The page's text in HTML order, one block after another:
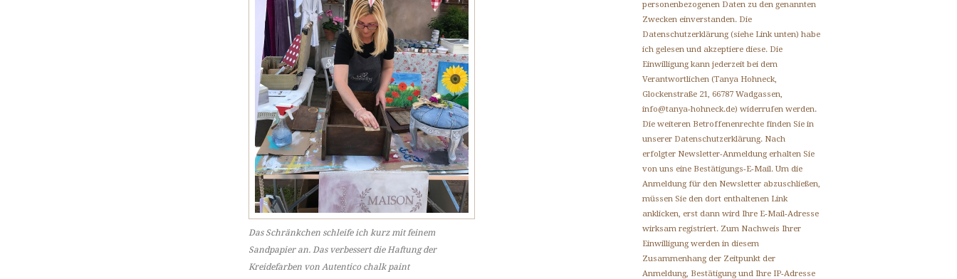
Das Schränkchen schleife ich kurz mit feinem
Sandpapier an. Das verbessert die Haftung der
Kreidefarben von Autentico chalk paint
personenbezogenen Daten zu den genannten
Zwecken einverstanden. Die
Datenschutzerklärung (siehe Link unten) habe
ich gelesen und akzeptiere diese. Die
Einwilligung kann jederzeit bei dem
Verantwortlichen (Tanya Hohneck,
Glockenstraße 21, 66787 Wadgassen,
info@tanya-hohneck.de) widerrufen werden.
Die weiteren Betroffenenrechte finden Sie in
unserer Datenschutzerklärung. Nach
erfolgter Newsletter-Anmeldung erhalten Sie
von uns eine Bestätigungs-E-Mail. Um die
Anmeldung für den Newsletter abzuschließen,
müssen Sie den dort enthaltenen Link
anklicken, erst dann wird Ihre E-Mail-Adresse
wirksam registriert. Zum Nachweis Ihrer
Einwilligung werden in diesem
Zusammenhang der Zeitpunkt der
Anmeldung, Bestätigung und Ihre IP-Adresse